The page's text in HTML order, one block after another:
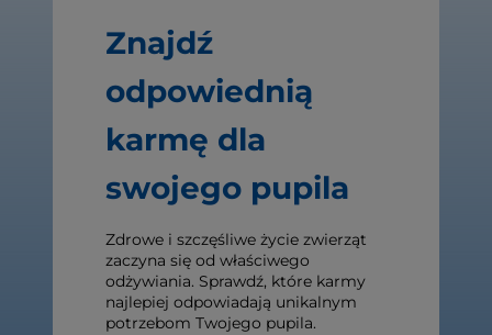
Znajdź
odpowiednią
karmę dla
swojego pupila
Zdrowe i szczęśliwe życie zwierząt
zaczyna się od właściwego
odżywiania. Sprawdź, które karmy
najlepiej odpowiadają unikalnym
potrzebom Twojego pupila.